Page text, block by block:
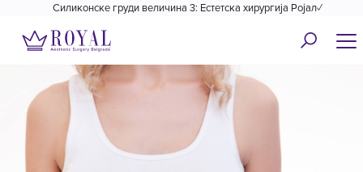
Силиконске груди величина 3: Естетска хирургија Ројал✓